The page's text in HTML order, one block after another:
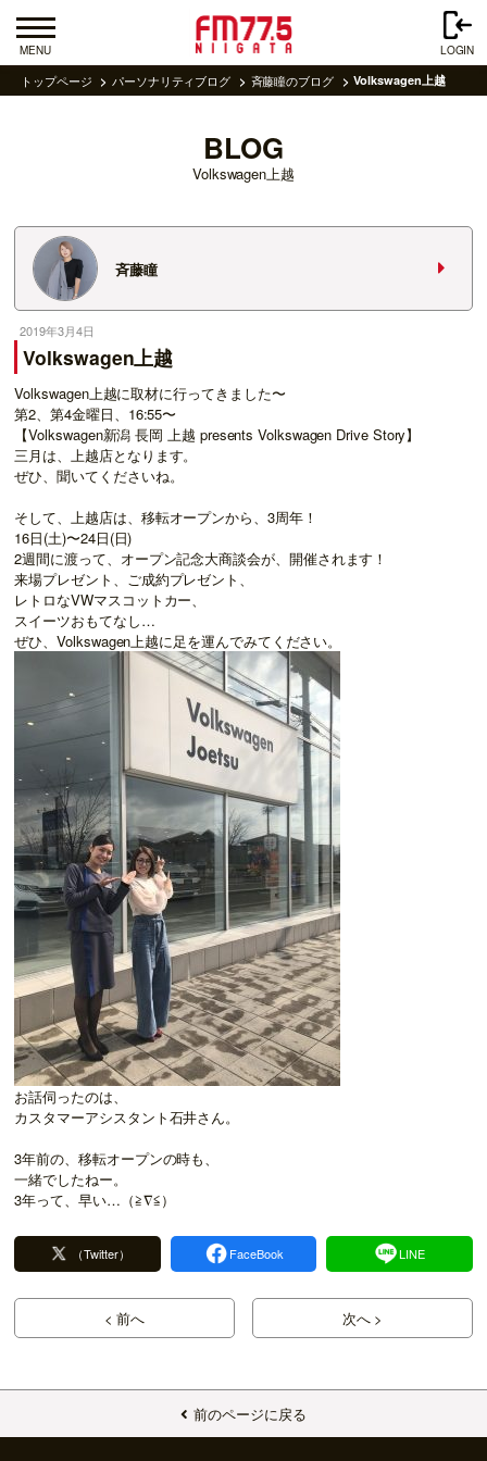
MENU LOGIN
トップページ パーソナリティブログ 斉藤瞳のブログ Volkswagen上越
BLOG
Volkswagen上越
斉藤瞳
2019年3月4日
Volkswagen上越
Volkswagen上越に取材に行ってきました〜
第2、第4金曜日、16:55〜
【Volkswagen新潟 長岡 上越 presents Volkswagen Drive Story】
三月は、上越店となります。
ぜひ、聞いてくださいね。
そして、上越店は、移転オープンから、3周年！
16日(土)〜24日(日)
2週間に渡って、オープン記念大商談会が、開催されます！
来場プレゼント、ご成約プレゼント、
レトロなVWマスコットカー、
スイーツおもてなし…
ぜひ、Volkswagen上越に足を運んでみてください。
お話伺ったのは、
カスタマーアシスタント石井さん。
3年前の、移転オープンの時も、
一緒でしたねー。
3年って、早い…（≧∇≦）
（Twitter） FaceBook LINE
< 前へ 次へ >
前のページに戻る